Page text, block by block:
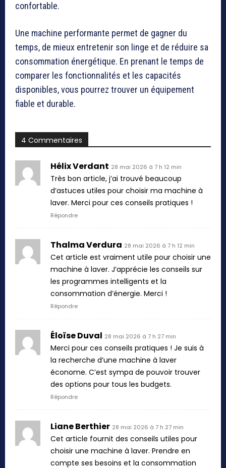
confortable.
Une machine performante permet de gagner du
temps, de mieux entretenir son linge et de réduire sa
consommation énergétique. En prenant le temps de
comparer les fonctionnalités et les capacités
disponibles, vous pourrez trouver un équipement
fiable et durable.
4 Commentaires
Hélix Verdant 28 mai 2026 à 7 h 12 min
Très bon article, j’ai trouvé beaucoup
d’astuces utiles pour choisir ma machine à
laver. Merci pour ces conseils pratiques !
Répondre
Thalma Verdura 28 mai 2026 à 7 h 12 min
Cet article est vraiment utile pour choisir une
machine à laver. J’apprécie les conseils sur
les programmes intelligents et la
consommation d’énergie. Merci !
Répondre
Éloïse Duval 28 mai 2026 à 7 h 27 min
Merci pour ces conseils pratiques ! Je suis à
la recherche d’une machine à laver
économe. C’est sympa de pouvoir trouver
des options pour tous les budgets.
Répondre
Liane Berthier 28 mai 2026 à 7 h 27 min
Cet article fournit des conseils utiles pour
choisir une machine à laver. Prendre en
compte ses besoins et la consommation